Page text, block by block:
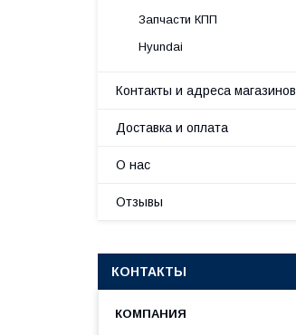
Запчасти КПП
Hyundai
Контакты и адреса магазинов
Доставка и оплата
О нас
Отзывы
КОНТАКТЫ